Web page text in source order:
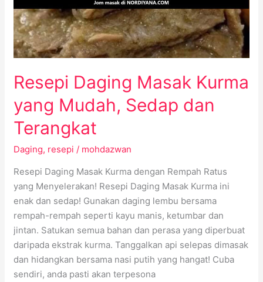
Resepi Daging Masak Kurma
yang Mudah, Sedap dan
Terangkat
Daging, resepi / mohdazwan
Resepi Daging Masak Kurma dengan Rempah Ratus
yang Menyelerakan! Resepi Daging Masak Kurma ini
enak dan sedap! Gunakan daging lembu bersama
rempah-rempah seperti kayu manis, ketumbar dan
jintan. Satukan semua bahan dan perasa yang diperbuat
daripada ekstrak kurma. Tanggalkan api selepas dimasak
dan hidangkan bersama nasi putih yang hangat! Cuba
sendiri, anda pasti akan terpesona
Sedap
dan
Terangkat